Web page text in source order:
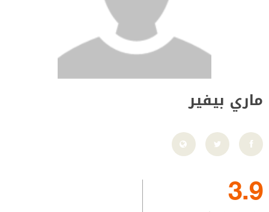
ماري بيفير
3.9